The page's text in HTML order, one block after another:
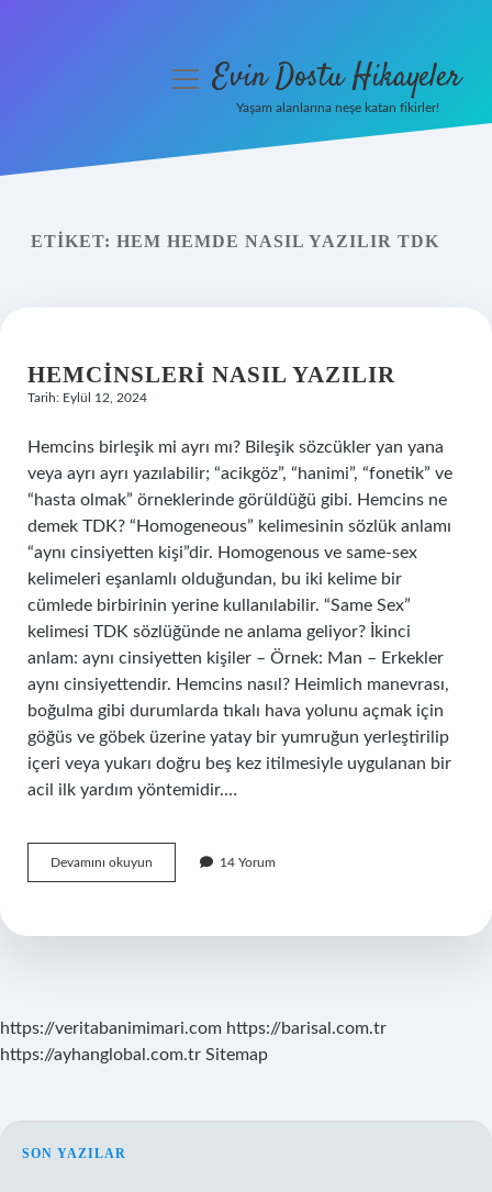
Yasal Uyarı
menüyüEvin Dostu Hikayeler
Yaşam alanlarına neşe katan fikirler!
ETIKET: HEM HEMDE NASIL YAZILIR TDK
HEMCINSLERI NASIL YAZILIR
Tarih: Eylül 12, 2024
Hemcins birleşik mi ayrı mı? Bileşik sözcükler yan yana
veya ayrı ayrı yazılabilir; “acikgöz”, “hanimi”, “fonetik” ve
“hasta olmak” örneklerinde görüldüğü gibi. Hemcins ne
demek TDK? “Homogeneous” kelimesinin sözlük anlamı
“aynı cinsiyetten kişi”dir. Homogenous ve same-sex
kelimeleri eşanlamlı olduğundan, bu iki kelime bir
cümlede birbirinin yerine kullanılabilir. “Same Sex”
kelimesi TDK sözlüğünde ne anlama geliyor? İkinci
anlam: aynı cinsiyetten kişiler – Örnek: Man – Erkekler
aynı cinsiyettendir. Hemcins nasıl? Heimlich manevrası,
boğulma gibi durumlarda tıkalı hava yolunu açmak için
göğüs ve göbek üzerine yatay bir yumruğun yerleştirilip
içeri veya yukarı doğru beş kez itilmesiyle uygulanan bir
acil ilk yardım yöntemidir.…
Devamını okuyun Hemcinsleri
Nasıl
14 Yorum
https://veritabanimimari.com https://barisal.com.tr
https://ayhanglobal.com.tr Sitemap
SIDEBAR
SON YAZILAR